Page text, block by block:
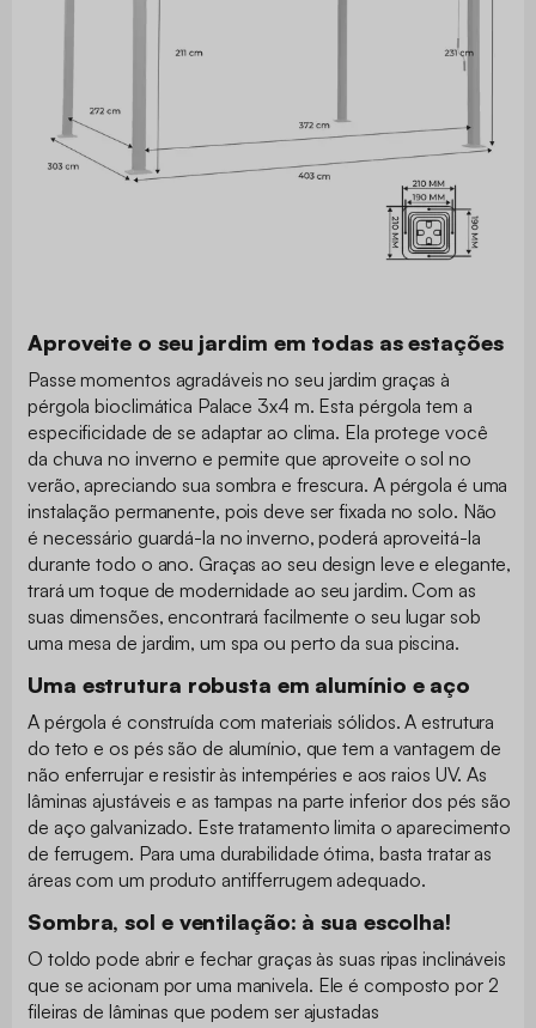
Aproveite o seu jardim em todas as estações
Passe momentos agradáveis no seu jardim graças à
pérgola bioclimática Palace 3x4 m. Esta pérgola tem a
especificidade de se adaptar ao clima. Ela protege você
da chuva no inverno e permite que aproveite o sol no
verão, apreciando sua sombra e frescura. A pérgola é uma
instalação permanente, pois deve ser fixada no solo. Não
é necessário guardá-la no inverno, poderá aproveitá-la
durante todo o ano. Graças ao seu design leve e elegante,
trará um toque de modernidade ao seu jardim. Com as
suas dimensões, encontrará facilmente o seu lugar sob
uma mesa de jardim, um spa ou perto da sua piscina.
Uma estrutura robusta em alumínio e aço
A pérgola é construída com materiais sólidos. A estrutura
do teto e os pés são de alumínio, que tem a vantagem de
não enferrujar e resistir às intempéries e aos raios UV. As
lâminas ajustáveis e as tampas na parte inferior dos pés são
de aço galvanizado. Este tratamento limita o aparecimento
de ferrugem. Para uma durabilidade ótima, basta tratar as
áreas com um produto antifferrugem adequado.
Sombra, sol e ventilação: à sua escolha!
O toldo pode abrir e fechar graças às suas ripas inclináveis
que se acionam por uma manivela. Ele é composto por 2
fileiras de lâminas que podem ser ajustadas